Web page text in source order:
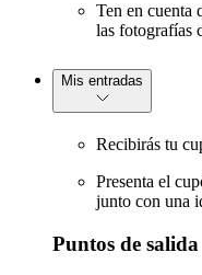
Ten en cuenta
las fotografías
Mis entradas
Recibirás tu
Presenta el
junto con una
Puntos de salida